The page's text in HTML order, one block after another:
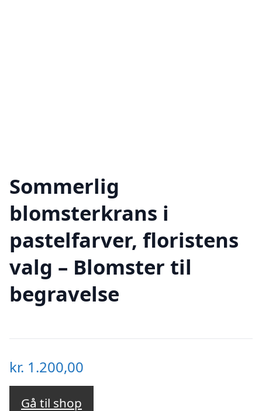
Sommerlig
blomsterkrans i
pastelfarver, floristens
valg – Blomster til
begravelse
kr. 1.200,00
Gå til shop